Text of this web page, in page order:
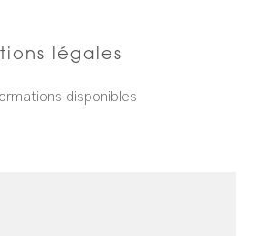
légales
disponibles